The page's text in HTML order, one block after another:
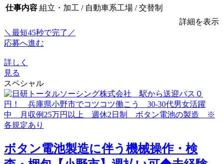
仕事内容 組立・加工 / 自動車系工場 / 交替制
詳細を表示
＼最短45秒で完了／
応募へ進む
詳しく
見る
スペシャル
ボタン電池製造に伴う機械操作・検